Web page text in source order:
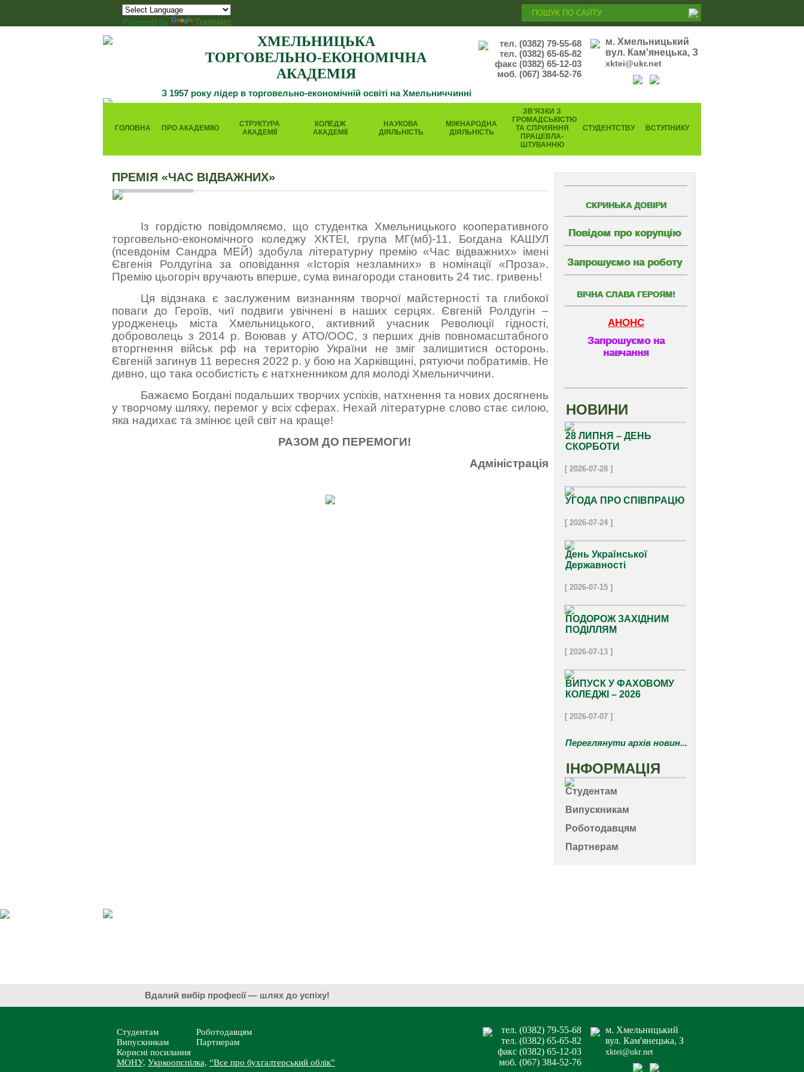
Powered by Translate
ХМЕЛЬНИЦЬКА
ТОРГОВЕЛЬНО-ЕКОНОМІЧНА
АКАДЕМІЯ
З 1957 року лідер в торговельно-економічній освіті на Хмельниччинні
м. Хмельницький
вул. Кам'янецька, З
xktei@ukr.net
тел. (0382) 79-55-68
тел. (0382) 65-65-82
факс (0382) 65-12-03
моб. (067) 384-52-76
ГОЛОВНА ПРО АКАДЕМІЮ
СТРУКТУРА
АКАДЕМІЇ
КОЛЕДЖ
АКАДЕМІЇ
НАУКОВА
ДІЯЛЬНІСТЬ
МІЖНАРОДНА
ДІЯЛЬНІСТЬ
ЗВ’ЯЗКИ З
ГРОМАДСЬКІСТЮ
ТА СПРИЯННЯ
ПРАЦЕВЛА-
ШТУВАННЮ
СТУДЕНТСТВУ ВСТУПНИКУ
СКРИНЬКА ДОВІРИ
Повідом про корупцію
Запрошуємо на роботу
ВІЧНА СЛАВА ГЕРОЯМ!
АНОНС
Запрошуємо на
навчання
НОВИНИ
28 ЛИПНЯ – ДЕНЬ
СКОРБОТИ
[ 2026-07-28 ]
УГОДА ПРО СПІВПРАЦЮ
[ 2026-07-24 ]
День Української
Державності
[ 2026-07-15 ]
ПОДОРОЖ ЗАХІДНИМ
ПОДІЛЛЯМ
[ 2026-07-13 ]
ВИПУСК У ФАХОВОМУ
КОЛЕДЖІ – 2026
[ 2026-07-07 ]
Переглянути архів новин...
ІНФОРМАЦІЯ
Студентам
Випускникам
Роботодавцям
Партнерам
ПРЕМІЯ «ЧАС ВІДВАЖНИХ»
Із гордістю повідомляємо, що студентка Хмельницького кооперативного
торговельно-економічного коледжу ХКТЕІ, група МГ(мб)-11, Богдана КАШУЛ
(псевдонім Сандра МЕЙ) здобула літературну премію «Час відважних» імені
Євгенія Ролдугіна за оповідання «Історія незламних» в номінації «Проза».
Премію цьогоріч вручають вперше, сума винагороди становить 24 тис. гривень!
Ця відзнака є заслуженим визнанням творчої майстерності та глибокої
поваги до Героїв, чиї подвиги увічнені в наших серцях. Євгеній Ролдугін –
уродженець міста Хмельницького, активний учасник Революції гідності,
доброволець з 2014 р. Воював у АТО/ООС, з перших днів повномасштабного
вторгнення військ рф на територію України не зміг залишитися осторонь.
Євгеній загинув 11 вересня 2022 р. у бою на Харківщині, рятуючи побратимів. Не
дивно, що така особистість є натхненником для молоді Хмельниччини.
Бажаємо Богдані подальших творчих успіхів, натхнення та нових досягнень
у творчому шляху, перемог у всіх сферах. Нехай літературне слово стає силою,
яка надихає та змінює цей світ на краще!
РАЗОМ ДО ПЕРЕМОГИ!
Адміністрація
Вдалий вибір професії — шлях до успіху!
м. Хмельницький
вул. Кам'янецька, З
xktei@ukr.net
тел. (0382) 79-55-68
тел. (0382) 65-65-82
факс (0382) 65-12-03
моб. (067) 384-52-76
Студентам
Випускникам
Роботодавцям
Партнерам
Корисні посилання
МОНУ, Укркоопспілка, “Все про бухгалтерський облік”